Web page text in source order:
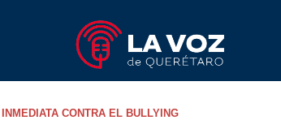
CONTRA EL BULLYING